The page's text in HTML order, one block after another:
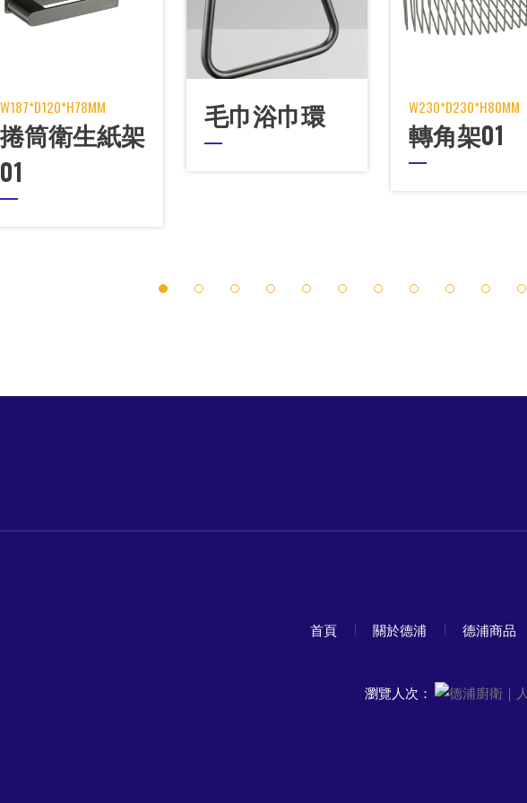
W187*D120*H78MM
捲筒衛生紙架
01
毛巾浴巾環 W230*D230*H80MM
轉角架01
1 2 3 4 5 6 7 8 9 10 11
首頁 關於德浦 德浦商品
瀏覽人次：